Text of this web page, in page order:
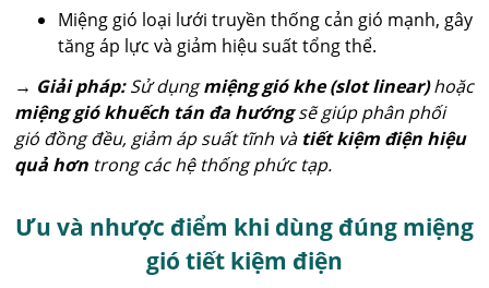
Miệng gió loại lưới truyền thống cản gió mạnh, gây
tăng áp lực và giảm hiệu suất tổng thể.
→ Giải pháp:Sử dụngmiệng gió khe (slot linear)hoặc
miệng gió khuếch tán đa hướngsẽ giúp phân phối
gió đồng đều, giảm áp suất tĩnh và tiết kiệm điện hiệu
quả hơn trong các hệ thống phức tạp.
Ưu và nhược điểm khi dùng đúng miệng
gió tiết kiệm điện